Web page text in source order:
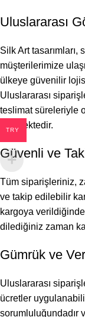
Uluslararası
Silk Art tasarımları,
müşterilerimize
ülkeye güvenilir
Uluslararası
teslimat süreleriyle
edilmektedir.
Güvenli ve
Tüm siparişleriniz,
ve takip edilebilir
kargoya
dilediğiniz zaman
Gümrük ve
Uluslararası
ücretler
sorumluluğundadır
TRY